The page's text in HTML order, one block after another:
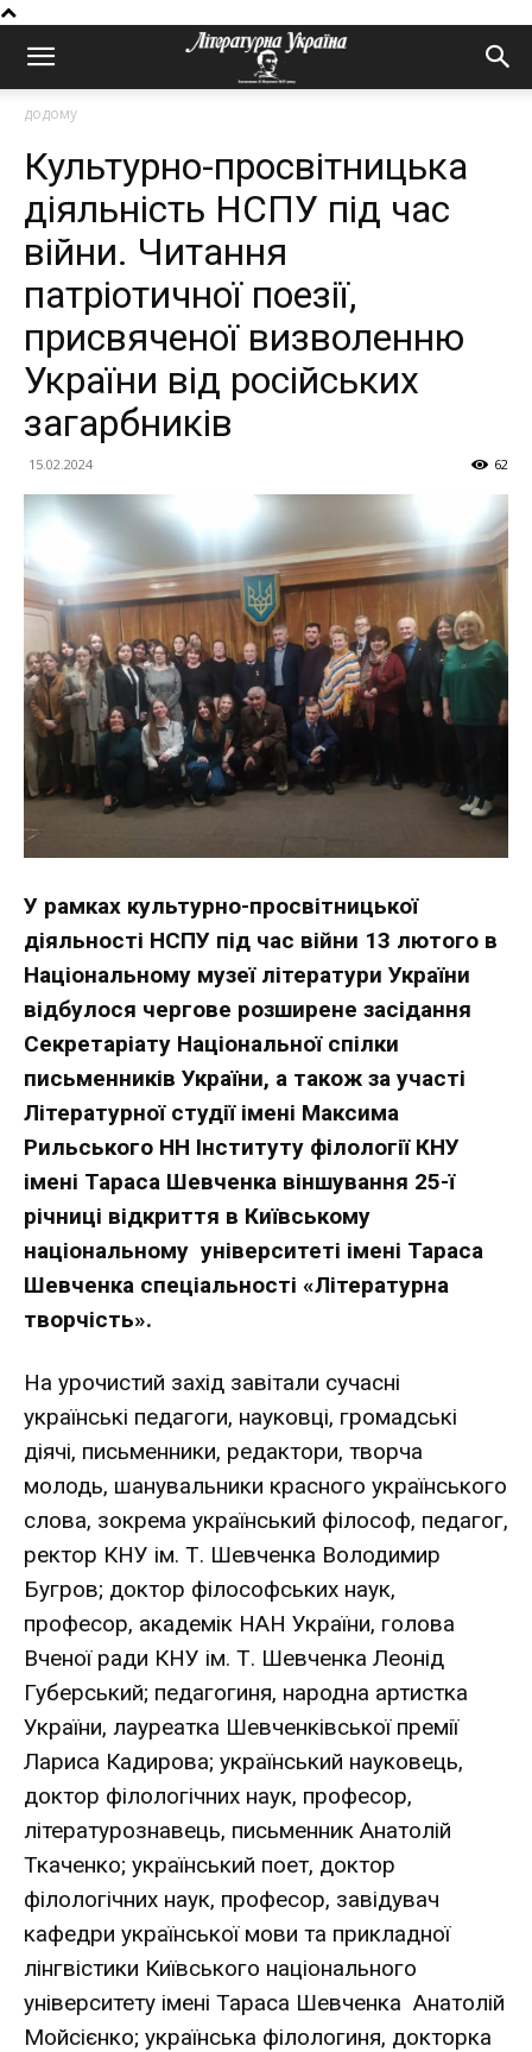
додому
Культурно-просвітницька
діяльність НСПУ під час
війни. Читання
патріотичної поезії,
присвяченої визволенню
України від російських
загарбників
15.02.2024 62
У рамках культурно-просвітницької
діяльності НСПУ під час війни 13 лютого в
Національному музеї літератури України
відбулося чергове розширене засідання
Секретаріату Національної спілки
письменників України, а також за участі
Літературної студії імені Максима
Рильського НН Інституту філології КНУ
імені Тараса Шевченка віншування 25-ї
річниці відкриття в Київському
національному університеті імені Тараса
Шевченка спеціальності «Літературна
творчість».
На урочистий захід завітали сучасні
українські педагоги, науковці, громадські
діячі, письменники, редактори, творча
молодь, шанувальники красного українського
слова, зокрема український філософ, педагог,
ректор КНУ ім. Т. Шевченка Володимир
Бугров; доктор філософських наук,
професор, академік НАН України, голова
Вченої ради КНУ ім. Т. Шевченка Леонід
Губерський; педагогиня, народна артистка
України, лауреатка Шевченківської премії
Лариса Кадирова; український науковець,
доктор філологічних наук, професор,
літературознавець, письменник Анатолій
Ткаченко; український поет, доктор
філологічних наук, професор, завідувач
кафедри української мови та прикладної
лінгвістики Київського національного
університету імені Тараса Шевченка Анатолій
Мойсієнко; українська філологиня, докторка